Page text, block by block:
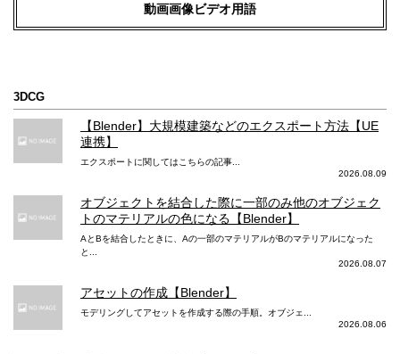
動画メインカメラ シネマティックモード
動画メインカメラ 手ぶれ補正
ビデオの光学式手ぶれ補正
K、1080p、720p）
ビデオの光学式手ぶれ補正
映画レベルのビデオ手ぶれ補正（1
080pと720p）
動画メインカメラ ズーム
動画メインカメラ スロー撮影
1080p(120fpsまたは240fps)
動画画像ビデオ用語
3DCG
【Blender】大規模建築などのエクスポート方法【UE
連携】
エクスポートに関してはこちらの記事...
2026.08.09
オブジェクトを結合した際に一部のみ他のオブジェク
トのマテリアルの色になる【Blender】
AとBを結合したときに、Aの一部のマテリアルがBのマテリアルになった
と...
2026.08.07
アセットの作成【Blender】
モデリングしてアセットを作成する際の手順。オブジェ...
2026.08.06